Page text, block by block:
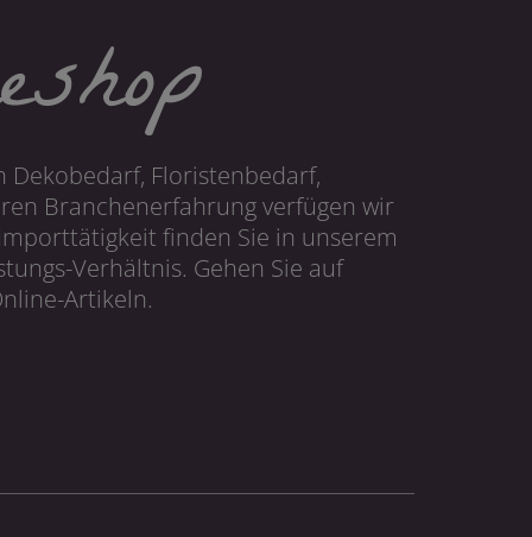
Floristenbedarf,
Branchenerfahrung verfügen wir
finden Sie in unserem
Verhältnis. Gehen Sie auf
Artikeln.